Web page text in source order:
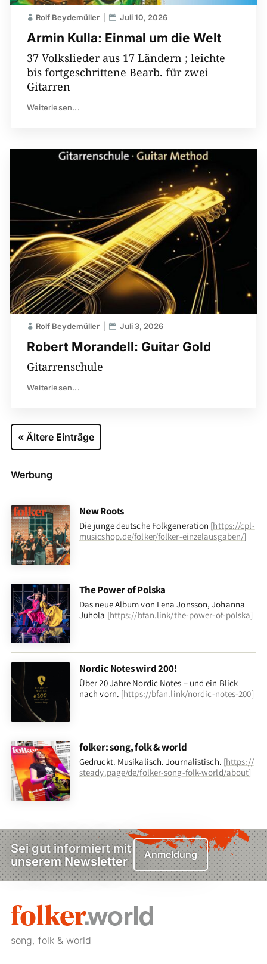
Armin Kulla: Einmal um die Welt
Rolf Beydemüller Juli 10, 2026
37 Volkslieder aus 17 Ländern ; leichte
bis fortgeschrittene Bearb. für zwei
Gitarren
Weiterlesen...
Robert Morandell: Guitar Gold
Rolf Beydemüller Juli 3, 2026
Gitarrenschule
Weiterlesen...
« Ältere Einträge
Werbung
New Roots
Die junge deutsche Folkgeneration [https://cpl-
musicshop.de/folker/folker-einzelausgaben/]
The Power of Polska
Das neue Album von Lena Jonsson, Johanna
Juhola [https://bfan.link/the-power-of-polska]
Nordic Notes wird 200!
Über 20 Jahre Nordic Notes – und ein Blick
nach vorn. [https://bfan.link/nordic-notes-200]
folker: song, folk & world
Gedruckt. Musikalisch. Journalistisch. [https://
steady.page/de/folker-song-folk-world/about]
Sei gut informiert mit
unserem Newsletter
Anmeldung
song, folk & world